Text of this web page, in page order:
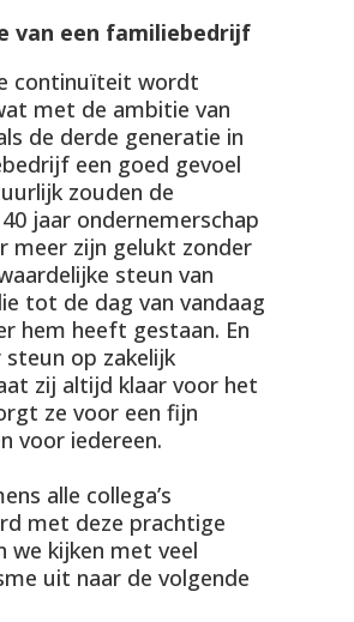
van een familiebedrijf
continuïteit wordt
met de ambitie van
de derde generatie in
een goed gevoel
zouden de
jaar ondernemerschap
meer zijn gelukt zonder
steun van
tot de dag van vandaag
hem heeft gestaan. En
steun op zakelijk
zij altijd klaar voor het
ze voor een fijn
voor iedereen.
alle collega’s
met deze prachtige
we kijken met veel
uit naar de volgende